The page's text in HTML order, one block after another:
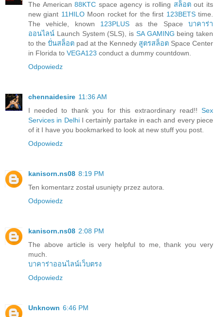
The American88KTC space agency is rolling สล็อตout its
new giant 11HILOMoon rocket for the first 123BETStime.
The vehicle, known 123PLUS as the Spaceบาคาร่า
ออนไลน์ Launch System (SLS), is SA GAMING being taken
to the ปั่นสล็อต pad at the Kennedy สูตรสล็อต Space Center
in Florida to VEGA123 conduct a dummy countdown.
Odpowiedz
chennaidesire 11:36 AM
I needed to thank you for this extraordinary read!! Sex
Services in DelhiI certainly partake in each and every piece
of it I have you bookmarked to look at new stuff you post.
Odpowiedz
kanisorn.ns08 8:19 PM
Ten komentarz został usunięty przez autora.
Odpowiedz
kanisorn.ns08 2:08 PM
The above article is very helpful to me, thank you very
much.
บาคาร่าออนไลน์เว็บตรง
Odpowiedz
Unknown 6:46 PM